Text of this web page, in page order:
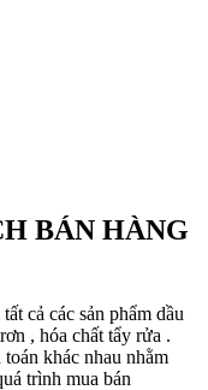
BÁN HÀNG
cả các sản phẩm dầu
, hóa chất tẩy rửa .
khác nhau nhằm
trình mua bán